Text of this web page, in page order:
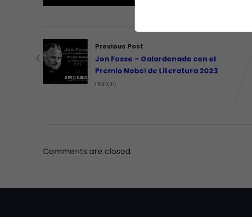
Previous Post
Jon Fosse – Galardonado con el
Premio Nobel de Literatura 2023
LIBROS
Comments are closed.